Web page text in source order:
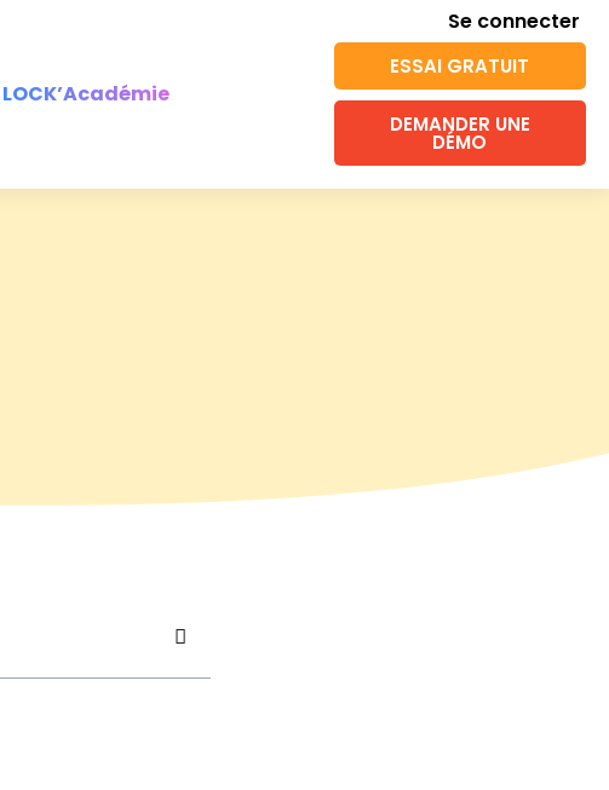
LOCK’Académie
Se connecter
ESSAI GRATUIT
DEMANDER UNE
DÉMO